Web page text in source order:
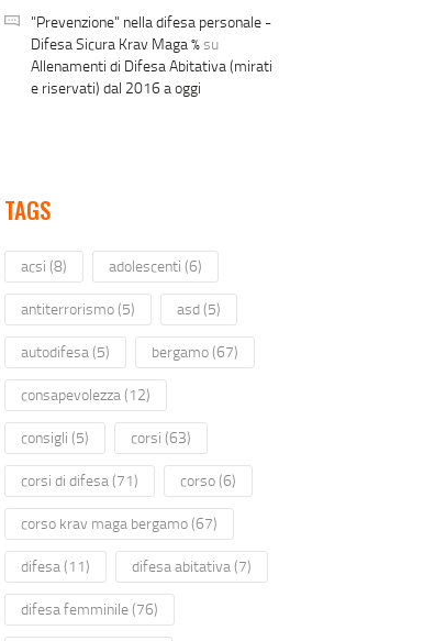
"Prevenzione" nella difesa personale -
Difesa Sicura Krav Maga %su
Allenamenti di Difesa Abitativa (mirati
e riservati) dal 2016 a oggi
TAGS
acsi (8) adolescenti (6)
antiterrorismo(5) asd(5)
autodifesa (5) bergamo(67)
consapevolezza (12)
consigli (5) corsi (63)
corsi di difesa (71) corso(6)
corso krav maga bergamo(67)
difesa (11) difesa abitativa (7)
difesa femminile(76)